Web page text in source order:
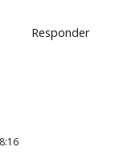
Responder